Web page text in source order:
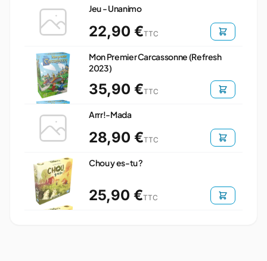
Jeu - Unanimo
22,90 €TTC
Mon Premier Carcassonne (Refresh
2023)
35,90 €TTC
Arrr!-Mada
28,90 €TTC
Chou y es-tu ?
25,90 €TTC